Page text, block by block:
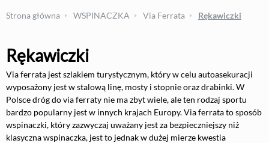
Strona główna WSPINACZKA Via Ferrata Rękawiczki
Rękawiczki
Via ferrata jest szlakiem turystycznym, który w celu autoasekuracji
wyposażony jest w stalową linę, mosty i stopnie oraz drabinki. W
Polsce dróg do via ferraty nie ma zbyt wiele, ale ten rodzaj sportu
bardzo popularny jest w innych krajach Europy. Via ferrata to sposób
wspinaczki, który zazwyczaj uważany jest za bezpieczniejszy niż
klasyczna wspinaczka, jest to jednak w dużej mierze kwestia